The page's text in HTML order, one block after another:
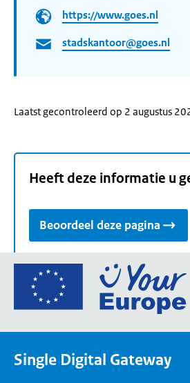
https://www.goes.nl
stadskantoor@goes.nl
Laatst gecontroleerd op 2 augustus
Heeft deze informatie u
Beoordeel deze pagina
Single Digital Gateway